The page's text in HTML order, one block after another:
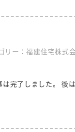
リー：福建住宅株式
完了しました。 後